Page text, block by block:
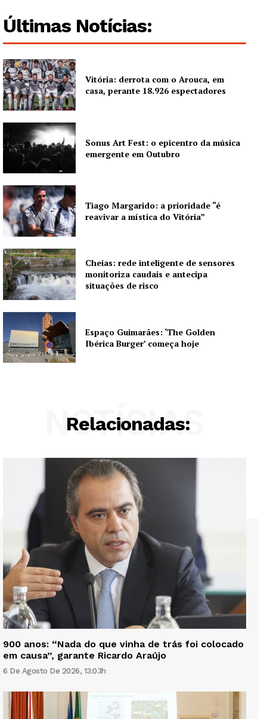
Últimas Notícias:
Vitória: derrota com o Arouca, em
casa, perante 18.926 espectadores
Sonus Art Fest: o epicentro da música
emergente em Outubro
Tiago Margarido: a prioridade “é
reavivar a mística do Vitória”
Cheias: rede inteligente de sensores
monitoriza caudais e antecipa
situações de risco
Espaço Guimarães: ‘The Golden
Ibérica Burger’ começa hoje
Relacionadas:
NOTÍCIAS
900 anos: “Nada do que vinha de trás foi colocado
em causa”, garante Ricardo Araújo
6 De Agosto De 2026, 13:03h